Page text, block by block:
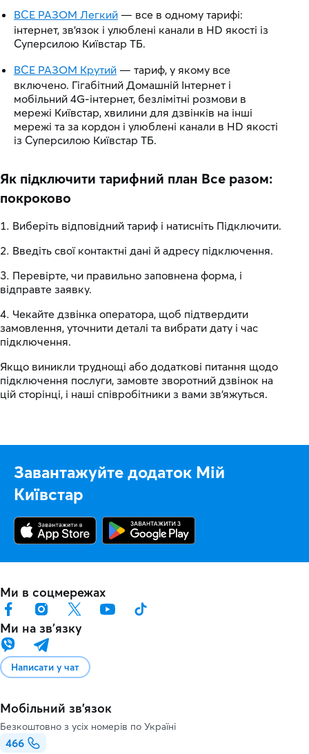
ВСЕ РАЗОМ Легкий — все в одному тарифі:
інтернет, зв'язок і улюблені канали в HD якості із
Суперсилою Київстар ТБ.
ВСЕ РАЗОМ Крутий — тариф, у якому все
включено. Гігабітний Домашній Інтернет і
мобільний 4G-інтернет, безлімітні розмови в
мережі Київстар, хвилини для дзвінків на інші
мережі та за кордон і улюблені канали в HD якості
із Суперсилою Київстар ТБ.
Як підключити тарифний план Все разом:
покроково
Виберіть відповідний тариф і натисніть Підключити.
Введіть свої контактні дані й адресу підключення.
Перевірте, чи правильно заповнена форма, і
відправте заявку.
Чекайте дзвінка оператора, щоб підтвердити
замовлення, уточнити деталі та вибрати дату і час
підключення.
Якщо виникли труднощі або додаткові питання щодо
підключення послуги, замовте зворотний дзвінок на
цій сторінці, і наші співробітники з вами зв'яжуться.
Завантажуйте додаток Мій
Київстар
Ми в соцмережах
Ми на звʼязку
Написати у чат
Мобільний зв'язок
Безкоштовно з усіх номерів по Україні
466